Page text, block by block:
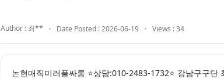
Author : 최** Date Posted : 2026-06-19 Views : 34
논현매직미러풀싸롱 ⭐상담:010-2483-1732⭐ 강남구구